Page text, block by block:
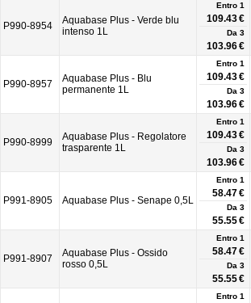
P990-8954
Aquabase Plus - Verde blu
intenso 1L
Entro 1
109.43 €
Da 3
103.96 €
P990-8957
Aquabase Plus - Blu
permanente 1L
Entro 1
109.43 €
Da 3
103.96 €
P990-8999
Aquabase Plus - Regolatore
trasparente 1L
Entro 1
109.43 €
Da 3
103.96 €
P991-8905 Aquabase Plus - Senape 0,5L
Entro 1
58.47 €
Da 3
55.55 €
P991-8907
Aquabase Plus - Ossido
rosso 0,5L
Entro 1
58.47 €
Da 3
55.55 €
Entro 1